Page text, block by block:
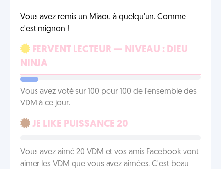
Vous avez remis un Miaou à quelqu'un. Comme
c'est mignon !
FERVENT LECTEUR — NIVEAU : DIEU
NINJA
Vous avez voté sur 100 pour 100 de l'ensemble des
VDM à ce jour.
JE LIKE PUISSANCE 20
Vous avez aimé 20 VDM et vos amis Facebook vont
aimer les VDM que vous avez aimées. C'est beau